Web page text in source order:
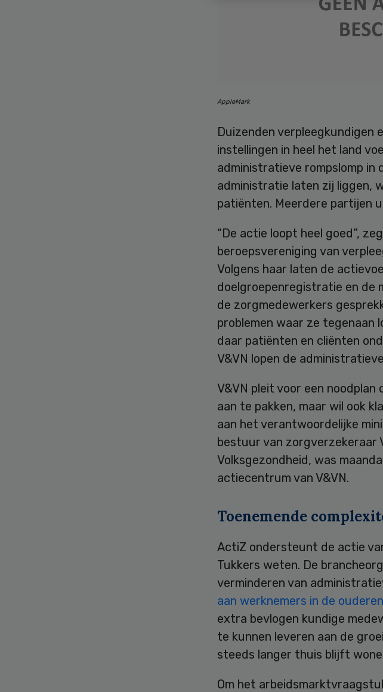
AppleMark
Duizenden verpleegkundigen
instellingen in heel het land
administratieve rompslomp in
administratie laten zij liggen,
patiënten. Meerdere partijen
“De actie loopt heel goed”,
beroepsvereniging van
Volgens haar laten de
doelgroepenregistratie en de
de zorgmedewerkers
problemen waar ze tegenaan
daar patiënten en cliënten
V&VN lopen de
V&VN pleit voor een
aan te pakken, maar wil ook
aan het verantwoordelijke
bestuur van zorgverzekeraar
Volksgezondheid, was
actiecentrum van V&VN.
Toenemende
ActiZ ondersteunt de actie
Tukkers weten. De
verminderen van
aan werknemers in de
extra bevlogen kundige
te kunnen leveren aan de
steeds langer thuis blijft
Om het